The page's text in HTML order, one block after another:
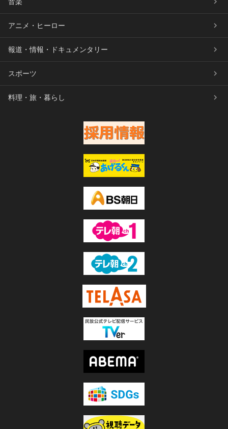
アニメ・ヒーロー
報道・情報・ドキュメンタリー
スポーツ
料理・旅・暮らし